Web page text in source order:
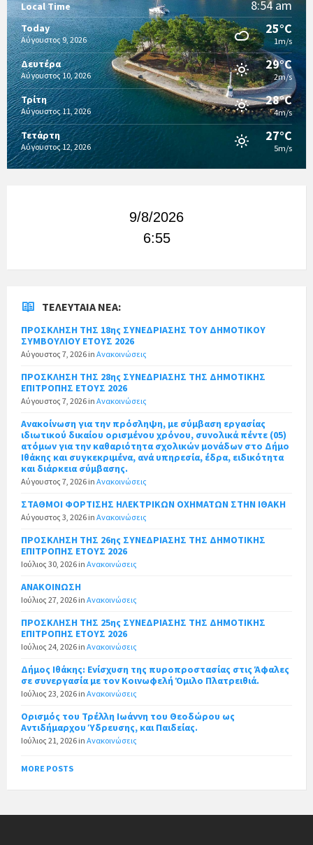
Local Time 8:54 am
Today
Αύγουστος 9, 2026
25°C
1m/s
Δευτέρα
Αύγουστος 10, 2026
29°C
2m/s
Τρίτη
Αύγουστος 11, 2026
28°C
4m/s
Τετάρτη
Αύγουστος 12, 2026
27°C
5m/s
9/8/2026
6:55
ΤΕΛΕΥΤΑΊΑ ΝΈΑ:
ΠΡΟΣΚΛΗΣΗ ΤΗΣ 18ης ΣΥΝΕΔΡΙΑΣΗΣ ΤΟΥ ΔΗΜΟΤΙΚΟΥ
ΣΥΜΒΟΥΛΙΟΥ ΕΤΟΥΣ 2026
Αύγουστος 7, 2026 in Ανακοινώσεις
ΠΡΟΣΚΛΗΣΗ ΤΗΣ 28ης ΣΥΝΕΔΡΙΑΣΗΣ ΤΗΣ ΔΗΜΟΤΙΚΗΣ
ΕΠΙΤΡΟΠΗΣ ΕΤΟΥΣ 2026
Αύγουστος 7, 2026 in Ανακοινώσεις
Ανακοίνωση για την πρόσληψη, με σύμβαση εργασίας
ιδιωτικού δικαίου ορισμένου χρόνου, συνολικά πέντε (05)
ατόμων για την καθαριότητα σχολικών μονάδων στο Δήμο
Ιθάκης και συγκεκριμένα, ανά υπηρεσία, έδρα, ειδικότητα
και διάρκεια σύμβασης.
Αύγουστος 7, 2026 in Ανακοινώσεις
ΣΤΑΘΜΟΙ ΦΟΡΤΙΣΗΣ ΗΛΕΚΤΡΙΚΩΝ ΟΧΗΜΑΤΩΝ ΣΤΗΝ ΙΘΑΚΗ
Αύγουστος 3, 2026 in Ανακοινώσεις
ΠΡΟΣΚΛΗΣΗ ΤΗΣ 26ης ΣΥΝΕΔΡΙΑΣΗΣ ΤΗΣ ΔΗΜΟΤΙΚΗΣ
ΕΠΙΤΡΟΠΗΣ ΕΤΟΥΣ 2026
Ιούλιος 30, 2026 in Ανακοινώσεις
ΑΝΑΚΟΙΝΩΣΗ
Ιούλιος 27, 2026 in Ανακοινώσεις
ΠΡΟΣΚΛΗΣΗ ΤΗΣ 25ης ΣΥΝΕΔΡΙΑΣΗΣ ΤΗΣ ΔΗΜΟΤΙΚΗΣ
ΕΠΙΤΡΟΠΗΣ ΕΤΟΥΣ 2026
Ιούλιος 24, 2026 in Ανακοινώσεις
Δήμος Ιθάκης: Ενίσχυση της πυροπροστασίας στις Άφαλες
σε συνεργασία με τον Κοινωφελή Όμιλο Πλατρειθιά.
Ιούλιος 23, 2026 in Ανακοινώσεις
Ορισμός του Τρέλλη Ιωάννη του Θεοδώρου ως
Αντιδήμαρχου Ύδρευσης, και Παιδείας.
Ιούλιος 21, 2026 in Ανακοινώσεις
MORE POSTS